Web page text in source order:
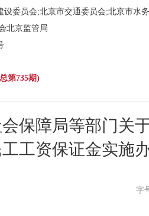
设委员会;北京市交通委员会;北京市水
北京监管局
第735期)
保障局等部门关
工资保证金实施
字